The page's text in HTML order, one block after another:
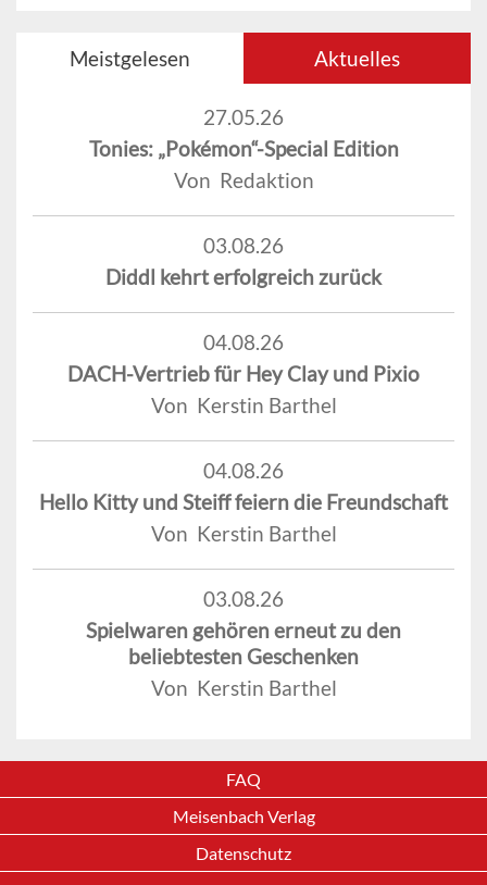
Meistgelesen Aktuelles
27.05.26
Tonies: „Pokémon“-Special Edition
Von Redaktion
03.08.26
Diddl kehrt erfolgreich zurück
04.08.26
DACH-Vertrieb für Hey Clay und Pixio
Von Kerstin Barthel
04.08.26
Hello Kitty und Steiff feiern die Freundschaft
Von Kerstin Barthel
03.08.26
Spielwaren gehören erneut zu den
beliebtesten Geschenken
Von Kerstin Barthel
FAQ
Meisenbach Verlag
Datenschutz